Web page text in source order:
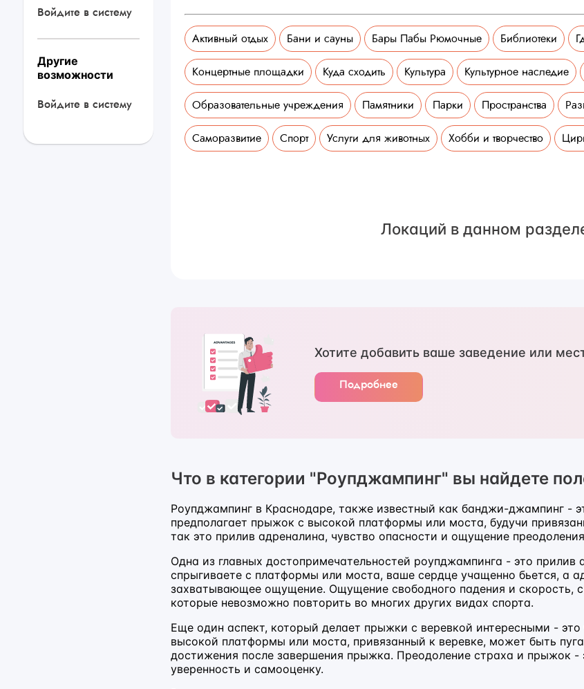
Войдите в систему
Другие
возможности
Войдите в систему
Активный отдых Бани и сауны Бары Пабы Рюмочные Библиотеки
Концертные площадки Куда сходить Культура Культурное наследие
Образовательные учреждения Памятники Парки Пространства
Саморазвитие Спорт Услуги для животных Хобби и творчество
Локаций в данном
Хотите добавить ваше заведение или
Подробнее
Что в категории "Роупджампинг" вы найдете
Роупджампинг в Краснодаре, также известный как банджи-джампинг -
предполагает прыжок с высокой платформы или моста, будучи
так это прилив адреналина, чувство опасности и ощущение
Одна из главных достопримечательностей роупджампинга - это прилив
спрыгиваете с платформы или моста, ваше сердце учащенно бьется, а
захватывающее ощущение. Ощущение свободного падения и скорость,
которые невозможно повторить во многих других видах спорта.
Еще один аспект, который делает прыжки с веревкой интересными -
высокой платформы или моста, привязанный к веревке, может быть
достижения после завершения прыжка. Преодоление страха и прыжок
уверенность и самооценку.